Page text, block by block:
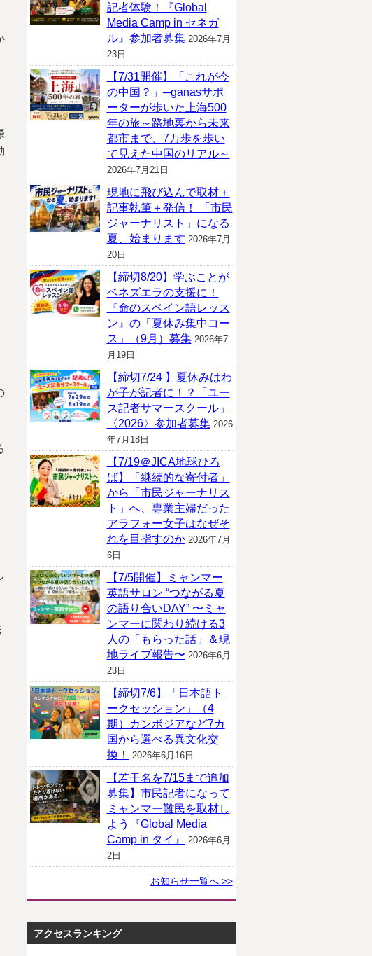
記者体験！『Global
Media Camp in セネガ
ル』参加者募集 2026年7月
23日
【7/31開催】「これが今
の中国？」─ganasサポ
ーターが歩いた上海500
年の旅～路地裏から未来
都市まで、7万歩を歩い
て見えた中国のリアル～
2026年7月21日
現地に飛び込んで取材＋
記事執筆＋発信！ 「市民
ジャーナリスト」になる
夏、始まります 2026年7月
20日
【締切8/20】学ぶことが
ベネズエラの支援に！
『命のスペイン語レッス
ン』の「夏休み集中コー
ス」（9月）募集 2026年7
月19日
【締切7/24 】夏休みはわ
が子が記者に！？「ユー
ス記者サマースクール」
〈2026〉参加者募集 2026
年7月18日
【7/19＠JICA地球ひろ
ば】「継続的な寄付者」
から「市民ジャーナリス
ト」へ、専業主婦だった
アラフォー女子はなぜそ
れを目指すのか 2026年7月
6日
【7/5開催】ミャンマー
英語サロン “つながる夏
の語り合いDAY” 〜ミャ
ンマーに関わり続ける3
人の「もらった話」＆現
地ライブ報告〜 2026年6月
23日
【締切7/6】「日本語ト
ークセッション」（4
期）カンボジアなど7カ
国から選べる異文化交
換！
2026年6月16日
【若干名を7/15まで追加
募集】市民記者になって
ミャンマー難民を取材し
よう『Global Media
Camp in タイ』
2026年6月
2日
お知らせ一覧へ >>
アクセスランキング